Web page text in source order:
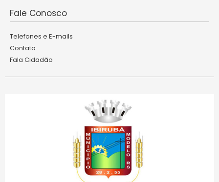
Fale Conosco
Telefones e E-mails
Contato
Fala Cidadão